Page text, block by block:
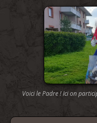
Voici le Padre ! Ici on